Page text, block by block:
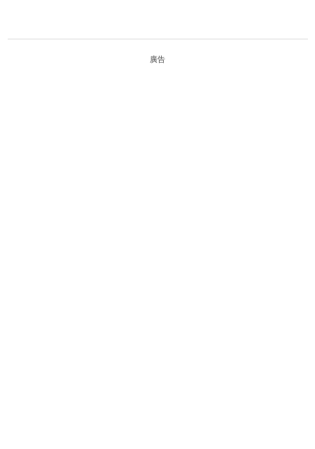
廣告